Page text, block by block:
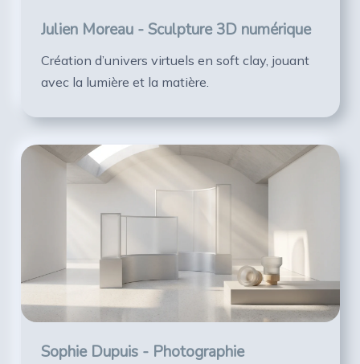
Julien Moreau - Sculpture 3D numérique
Création d’univers virtuels en soft clay, jouant
avec la lumière et la matière.
Sophie Dupuis - Photographie